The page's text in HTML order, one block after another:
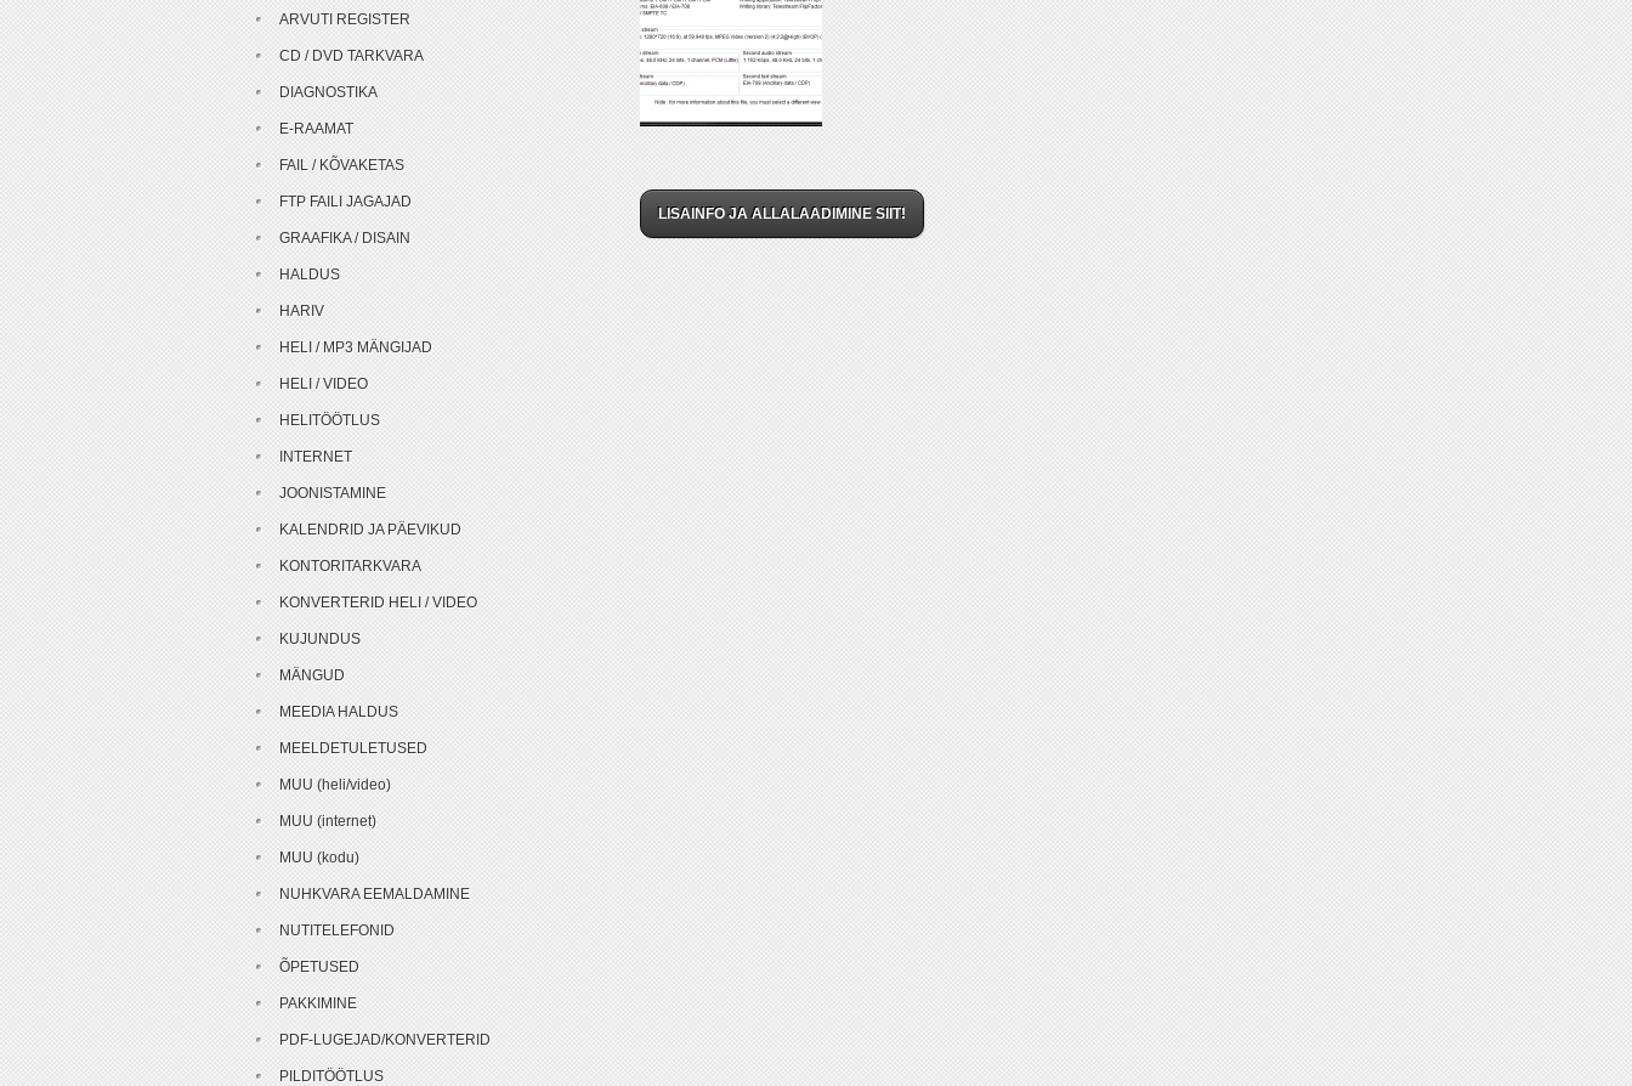
LISAINFO JA ALLALAADIMINE SIIT!
ARVUTI REGISTER
CD / DVD TARKVARA
DIAGNOSTIKA
E-RAAMAT
FAIL / KÕVAKETAS
FTP FAILI JAGAJAD
GRAAFIKA / DISAIN
HALDUS
HARIV
HELI / MP3 MÄNGIJAD
HELI / VIDEO
HELITÖÖTLUS
INTERNET
JOONISTAMINE
KALENDRID JA PÄEVIKUD
KONTORITARKVARA
KONVERTERID HELI / VIDEO
KUJUNDUS
MÄNGUD
MEEDIA HALDUS
MEELDETULETUSED
MUU (heli/video)
MUU (internet)
MUU (kodu)
NUHKVARA EEMALDAMINE
NUTITELEFONID
ÕPETUSED
PAKKIMINE
PDF-LUGEJAD/KONVERTERID
PILDITÖÖTLUS